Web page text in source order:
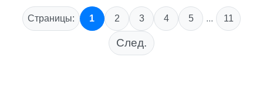
Страницы: 1 2 3 4 5 ... 11
След.